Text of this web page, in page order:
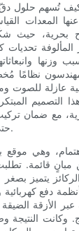
تُسهم حلول
المعدات
بحرية، حيث
المألوفة
وزنها
نظامًا
عازلة للصوت
التصميم
مع ضمان
حتى في المياه المضطربة.
وهي
قائمة.
يتميز
دفع
الأزقة
وكانت